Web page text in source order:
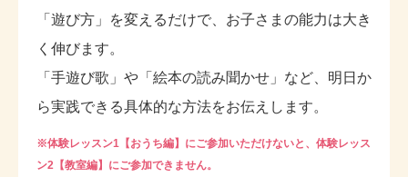
「遊び方」を変えるだけで、お子さまの能力は大き
く伸びます。
「手遊び歌」や「絵本の読み聞かせ」など、明日か
ら実践できる具体的な方法をお伝えします。
※体験レッスン1【おうち編】にご参加いただけないと、体験レッス
ン2【教室編】にご参加できません。